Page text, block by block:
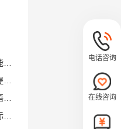
VIPKID 如何培养孩子紧急英语能力？
VIPKID 如何通过餐厅点餐教学提升少儿英语应用能力？
VIPKID 如何用酒店场景革新英语教学？
VIPKID 如何用英语日记培养国际化人才？
电话咨询
在线咨询